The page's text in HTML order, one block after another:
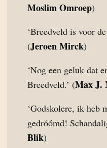
Moslim Omroep)
‘Breedveld is voor
(Jeroen Mirck)
‘Nog een geluk dat
Breedveld.’ (Max J.
‘Godskolere, ik heb
gedróómd!
Blik)